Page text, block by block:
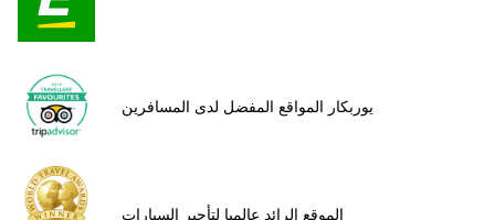
يوربكار المواقع المفضل لدى المسافرين
الموقع الرائد عالميا لتأجير السيارات